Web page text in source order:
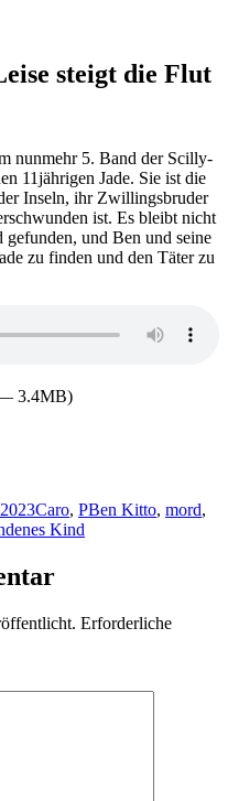
steigt die Flut
nunmehr 5. Band der Scilly-
11jährigen Jade. Sie ist die
Inseln, ihr Zwillingsbruder
ist. Es bleibt nicht
und Ben und seine
zu finden und den Täter zu
3.4MB)
Caro, PBen Kitto, mord,
Kind
Erforderliche